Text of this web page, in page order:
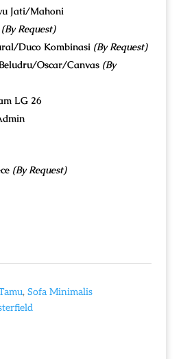
Jati/Mahoni
(By Request)
Duco Kombinasi (By Request)
Oscar/Canvas (By
LG 26
(By Request)
, Sofa Minimalis